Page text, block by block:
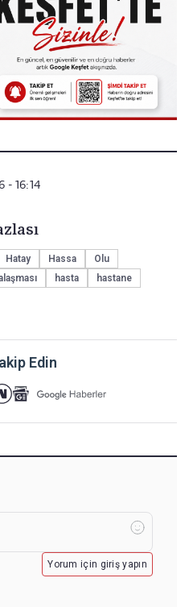
- 16:14
Hatay Hassa
Olu
hasta
hastane
Edin
Yorum için giriş yapın